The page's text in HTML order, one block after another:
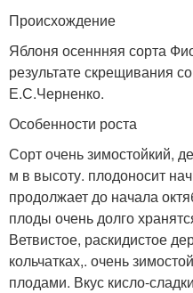
Происхождение
Яблоня осеннняя сорта
результате скрещивания
Е.С.Черненко.
Особенности роста
Сорт очень зимостойкий,
м в высоту. плодоносит
продолжает до начала
плоды очень долго
Ветвистое, раскидистое
кольчатках,. очень
плодами. Вкус кисло-